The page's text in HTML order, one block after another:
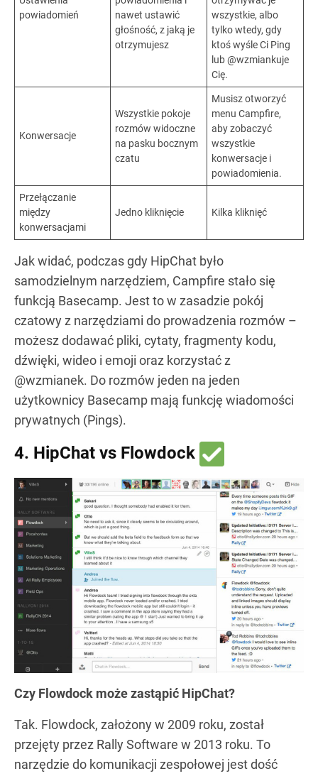
powiadomień
nawet ustawić
głośność, z jaką je
otrzymujesz
wszystkie, albo
tylko wtedy, gdy
ktoś wyśle Ci Ping
lub @wzmiankuje
Cię.
Konwersacje
Wszystkie pokoje
rozmów widoczne
na pasku bocznym
czatu
Musisz otworzyć
menu Campfire,
aby zobaczyć
wszystkie
konwersacje i
powiadomienia.
Przełączanie
między
konwersacjami
Jedno kliknięcie Kilka kliknięć
Jak widać, podczas gdy HipChat było
samodzielnym narzędziem, Campfire stało się
funkcją Basecamp. Jest to w zasadzie pokój
czatowy z narzędziami do prowadzenia rozmów –
możesz dodawać pliki, cytaty, fragmenty kodu,
dźwięki, wideo i emoji oraz korzystać z
@wzmianek. Do rozmów jeden na jeden
użytkownicy Basecamp mają funkcję wiadomości
prywatnych (Pings).
4. HipChat vs Flowdock
Czy Flowdock może zastąpić HipChat?
Tak. Flowdock, założony w 2009 roku, został
przejęty przez Rally Software w 2013 roku. To
narzędzie do komunikacji zespołowej jest dość